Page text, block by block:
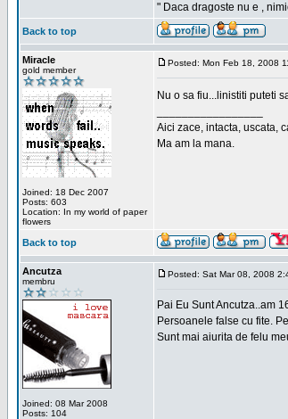
" Daca dragoste nu e ,
Back to top
Miracle
gold member
Joined: 18 Dec 2007
Posts: 603
Location: In my world of paper
flowers
Posted: Mon Feb 18, 2008
Nu o sa fiu...linistiti puteti
Aici zace, intacta, uscata,
Ma am la mana.
Back to top
Ancutza
membru
Joined: 08 Mar 2008
Posts: 104
Posted: Sat Mar 08, 2008
Pai Eu Sunt Ancutza..am
Persoanele false cu fite.
Sunt mai aiurita de felu